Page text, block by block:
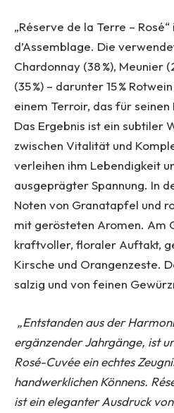
„Réserve de la Terre – Rosé“
d’Assemblage. Die
Chardonnay (38 %), Meunier
(35 %) – darunter 15 %
einem Terroir, das für
Das Ergebnis ist ein subtiler
zwischen Vitalität und
verleihen ihm Lebendigkeit
ausgeprägter Spannung. In
Noten von Granatapfel und
mit gerösteten Aromen. Am
kraftvoller, floraler Auftakt,
Kirsche und Orangenzeste.
salzig und von feinen
„Entstanden aus der
ergänzender Jahrgänge, ist
Rosé-Cuvée ein echtes
handwerklichen Könnens.
ist ein eleganter Ausdruck